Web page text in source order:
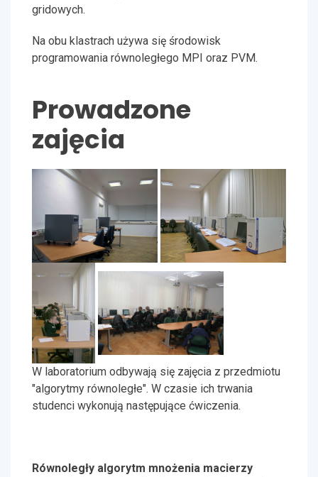
gridowych.
Na obu klastrach używa się środowisk
programowania równoległego MPI oraz PVM.
Prowadzone
zajęcia
W laboratorium odbywają się zajęcia z przedmiotu
"algorytmy równoległe". W czasie ich trwania
studenci wykonują następujące ćwiczenia.
Równoległy algorytm mnożenia macierzy